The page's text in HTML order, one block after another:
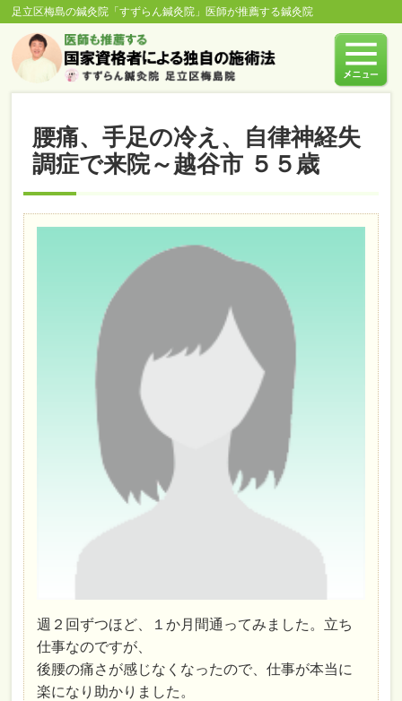
足立区梅島の鍼灸院「すずらん鍼灸院」医師が推薦する鍼灸院
腰痛、手足の冷え、自律神経失
調症で来院～越谷市 ５５歳
週２回ずつほど、１か月間通ってみました。立ち
仕事なのですが、
後腰の痛さが感じなくなったので、仕事が本当に
楽になり助かりました。